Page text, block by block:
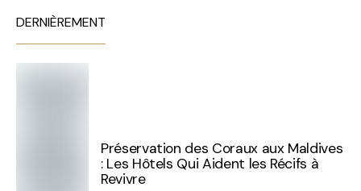
DERNIÈREMENT
Préservation des Coraux aux Maldives
: Les Hôtels Qui Aident les Récifs à
Revivre